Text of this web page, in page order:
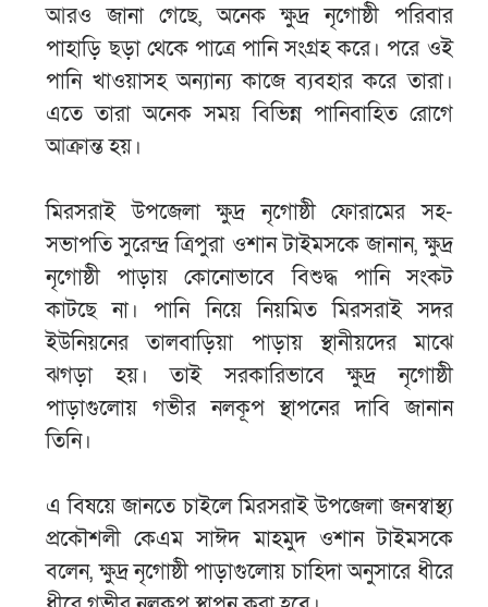
আরও জানা গেছে, অনেক ক্ষুদ্র নৃগোষ্ঠী পরিবার
পাহাড়ি ছড়া থেকে পাত্রে পানি সংগ্রহ করে। পরে ওই
পানি খাওয়াসহ অন্যান্য কাজে ব্যবহার করে তারা।
এতে তারা অনেক সময় বিভিন্ন পানিবাহিত রোগে
আক্রান্ত হয়।
মিরসরাই উপজেলা ক্ষুদ্র নৃগোষ্ঠী ফোরামের সহ-
সভাপতি সুরেন্দ্র ত্রিপুরা ওশান টাইমসকে জানান, ক্ষুদ্র
নৃগোষ্ঠী পাড়ায় কোনোভাবে বিশুদ্ধ পানি সংকট
কাটছে না। পানি নিয়ে নিয়মিত মিরসরাই সদর
ইউনিয়নের তালবাড়িয়া পাড়ায় স্থানীয়দের মাঝে
ঝগড়া হয়। তাই সরকারিভাবে ক্ষুদ্র নৃগোষ্ঠী
পাড়াগুলোয় গভীর নলকূপ স্থাপনের দাবি জানান
তিনি।
এ বিষয়ে জানতে চাইলে মিরসরাই উপজেলা জনস্বাস্থ্য
প্রকৌশলী কেএম সাঈদ মাহমুদ ওশান টাইমসকে
বলেন, ক্ষুদ্র নৃগোষ্ঠী পাড়াগুলোয় চাহিদা অনুসারে ধীরে